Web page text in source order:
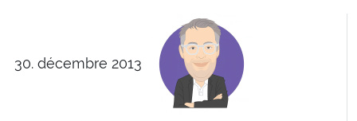
30. décembre 2013